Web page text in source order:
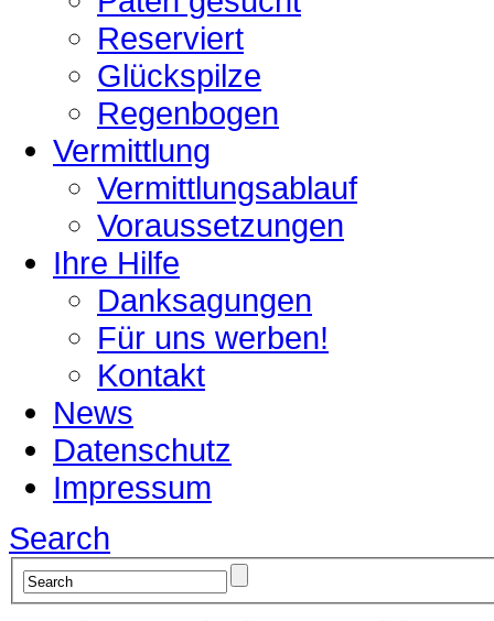
Reserviert
Glückspilze
Regenbogen
Vermittlung
Vermittlungsablauf
Voraussetzungen
Ihre Hilfe
Danksagungen
Für uns werben!
Kontakt
News
Datenschutz
Impressum
Search